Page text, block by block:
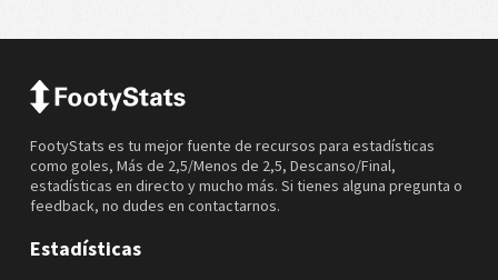
FootyStats es tu mejor fuente de recursos para estadísticas
como goles, Más de 2,5/Menos de 2,5, Descanso/Final,
estadísticas en directo y mucho más. Si tienes alguna pregunta o
feedback, no dudes en contactarnos.
Estadísticas